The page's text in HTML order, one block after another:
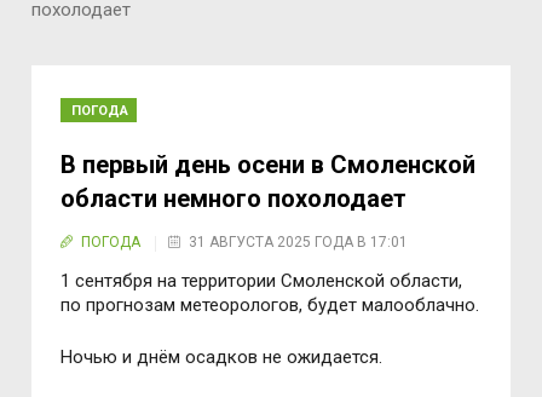
похолодает
ПОГОДА
В первый день осени в Смоленской
области немного похолодает
ПОГОДА 31 АВГУСТА 2025 ГОДА В 17:01
1 сентября на территории Смоленской области,
по прогнозам метеорологов, будет малооблачно.
Ночью и днём осадков не ожидается.